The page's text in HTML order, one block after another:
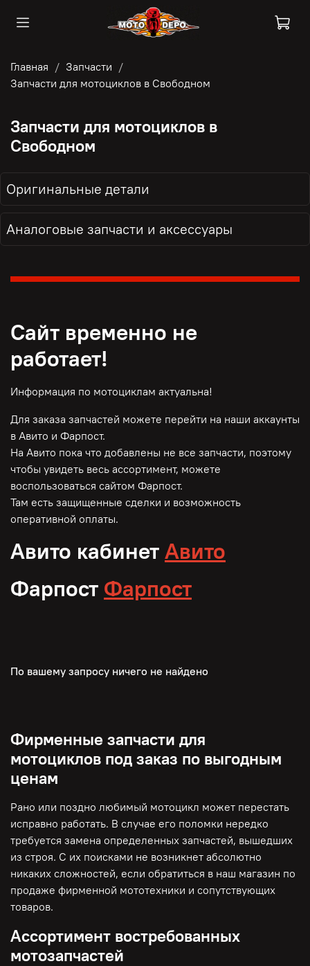
Главная
Запчасти
Запчасти для мотоциклов в Свободном
Запчасти для мотоциклов в
Свободном
Оригинальные детали
Аналоговые запчасти и аксессуары
Сайт временно не
работает!
Информация по мотоциклам актуальна!
Для заказа запчастей можете перейти на наши аккаунты
в Авито и Фарпост.
На Авито пока что добавлены не все запчасти, поэтому
чтобы увидеть весь ассортимент, можете
воспользоваться сайтом Фарпост.
Там есть защищенные сделки и возможность
оперативной оплаты.
Авито кабинетАвито
Фарпост Фарпост
По вашему запросу ничего не найдено
Фирменные запчасти для
мотоциклов под заказ по выгодным
ценам
Рано или поздно любимый мотоцикл может перестать
исправно работать. В случае его поломки нередко
требуется замена определенных запчастей, вышедших
из строя. С их поисками не возникнет абсолютно
никаких сложностей, если обратиться в наш магазин по
продаже фирменной мототехники и сопутствующих
товаров.
Ассортимент востребованных
мотозапчастей